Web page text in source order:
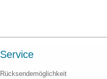
Service
Rücksendemöglichkeit